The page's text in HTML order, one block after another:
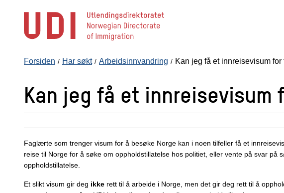
Forsiden Har søkt Arbeidsinnvandring Kan jeg få et innreisevisum
Kan jeg få et
Faglærte som trenger visum for å besøke Norge kan i noen tilfeller få et
reise til Norge for å søke om oppholdstillatelse hos politiet, eller vente på svar på
oppholdstillatelse.
Et slikt visum gir deg ikke rett til å arbeide i Norge, men det gir deg rett til å